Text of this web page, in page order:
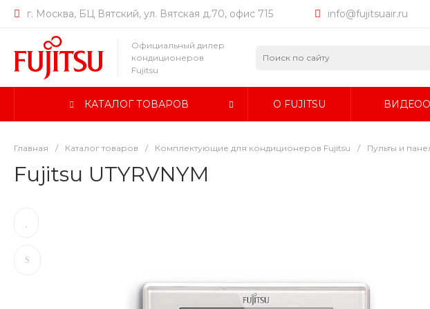
г. Москва, БЦ Вятский, ул. Вятская д.70, офис 715 info@fujitsuair.ru
Официальный дилер
кондиционеров
Fujitsu
КАТАЛОГ ТОВАРОВ О FUJITSU
Главная / Каталог товаров / Комплектующие для кондиционеров Fujitsu / Пульты и
Fujitsu UTYRVNYM